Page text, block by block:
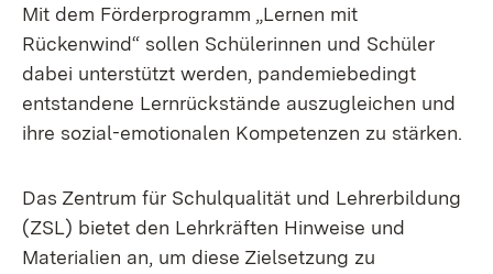
Mit dem Förderprogramm „Lernen mit
Rückenwind“ sollen Schülerinnen und Schüler
dabei unterstützt werden, pandemiebedingt
entstandene Lernrückstände auszugleichen und
ihre sozial-emotionalen Kompetenzen zu stärken.
Das Zentrum für Schulqualität und Lehrerbildung
(ZSL) bietet den Lehrkräften Hinweise und
Materialien an, um diese Zielsetzung zu